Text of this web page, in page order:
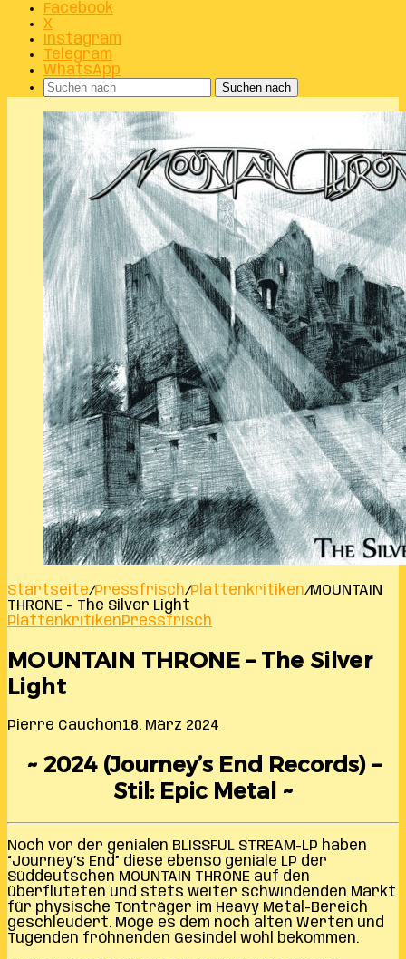
Facebook
X
Instagram
Telegram
WhatsApp
Suchen nach
Startseite/Pressfrisch/Plattenkritiken/MOUNTAIN
THRONE – The Silver Light
PlattenkritikenPressfrisch
MOUNTAIN THRONE – The Silver
Light
Pierre Cauchon18. März 2024
~ 2024 (Journey’s End Records) –
Stil: Epic Metal ~
Noch vor der genialen BLISSFUL STREAM-LP haben
“Journey’s End” diese ebenso geniale LP der
Süddeutschen MOUNTAIN THRONE auf den
überfluteten und stets weiter schwindenden Markt
für physische Tonträger im Heavy Metal-Bereich
geschleudert. Möge es dem noch alten Werten und
Tugenden fröhnenden Gesindel wohl bekommen.